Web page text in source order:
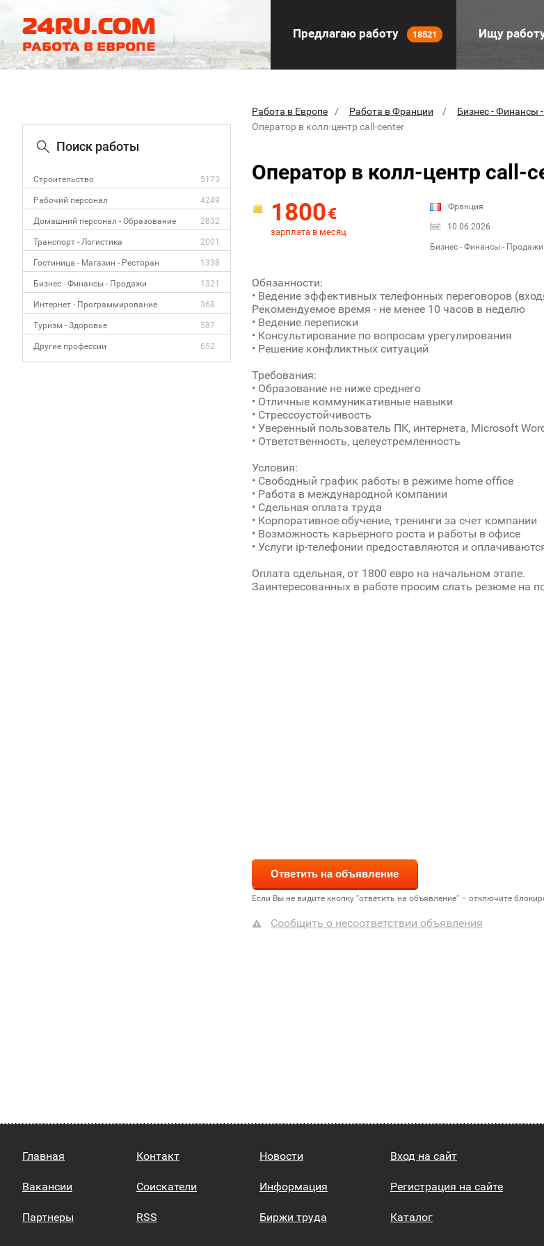
Предлагаю работу 18521 Ищу
Поиск работы
Строительство 5173
Рабочий персонал 4249
Домашний персонал - Образование 2832
Транспорт - Логистика 2001
Гостиница - Магазин - Ресторан 1338
Бизнес - Финансы - Продажи 1321
Интернет - Программирование 368
Туризм - Здоровье 587
Другие профессии 652
Работа в Европе Работа в Франции Бизнес - Финансы
Оператор в колл-центр call-center
Оператор в колл-центр call-
1800€
зарплата в месяц
Франция
10.06.2026
Бизнес - Финансы -
Обязанности:
• Ведение эффективных телефонных переговоров
Рекомендуемое время - не менее 10 часов в неделю
• Ведение переписки
• Консультирование по вопросам урегулирования
• Решение конфликтных ситуаций
Требования:
• Образование не ниже среднего
• Отличные коммуникативные навыки
• Стрессоустойчивость
• Уверенный пользователь ПК, интернета, Microsoft
• Ответственность, целеустремленность
Условия:
• Свободный график работы в режиме home office
• Работа в международной компании
• Сдельная оплата труда
• Корпоративное обучение, тренинги за счет компании
• Возможность карьерного роста и работы в офисе
• Услуги ip-телефонии предоставляются и
Оплата сдельная, от 1800 евро на начальном этапе.
Заинтересованных в работе просим слать резюме на
Если Вы не видите кнопку "ответить на объявление" – отключите
Сообщить о несоответствии объявления
Главная
Вакансии
Партнеры
Контакт
Соискатели
RSS
Новости
Информация
Биржи труда
Вход на сайт
Регистрация на сайте
Каталог